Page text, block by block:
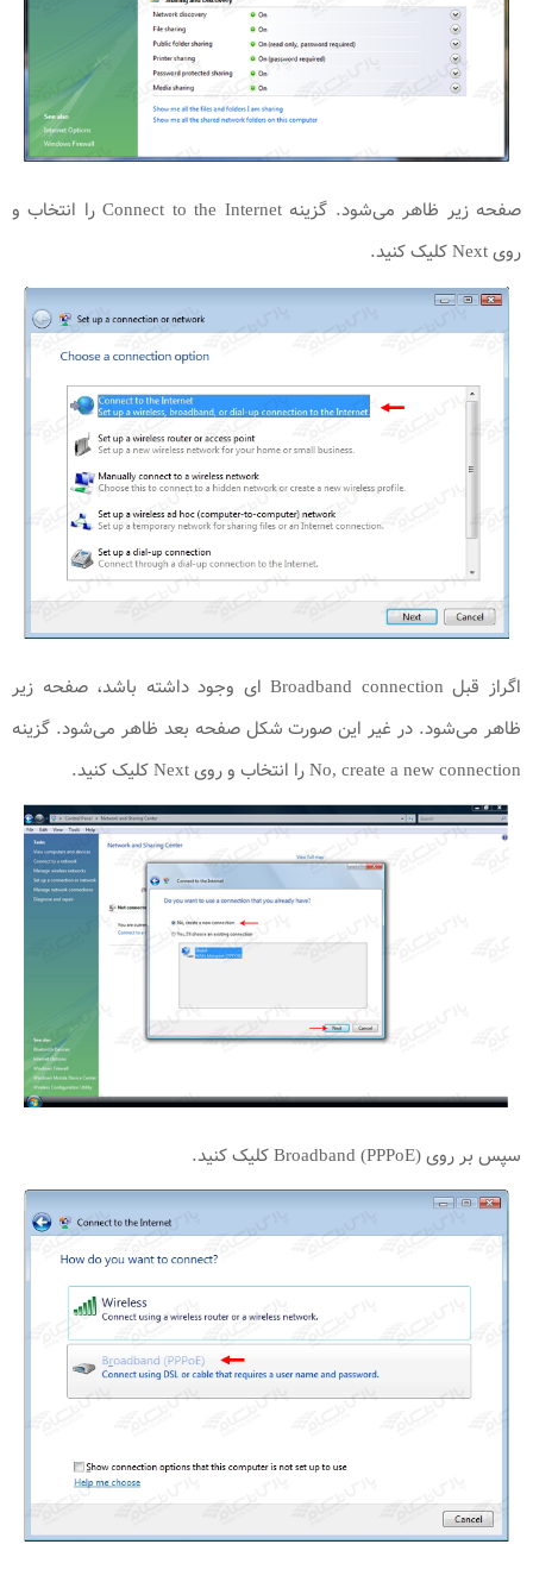
صفحه زیر ظاهر می‌شود. گزینه Connect to the Internet را انتخاب و
روی Next کلیک کنید.
اگراز قبل Broadband connection ای وجود داشته باشد، صفحه زیر
ظاهر می‌شود. در غیر این صورت شکل صفحه بعد ظاهر می‌شود. گزینه
No, create a new connection را انتخاب و روی Next کلیک کنید.
سپس بر روی (Broadband (PPPoE کلیک کنید.